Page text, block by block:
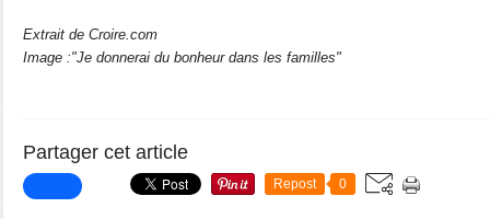
Extrait de Croire.com
Image :"Je donnerai du bonheur dans les familles"
Partager cet article
Repost 0